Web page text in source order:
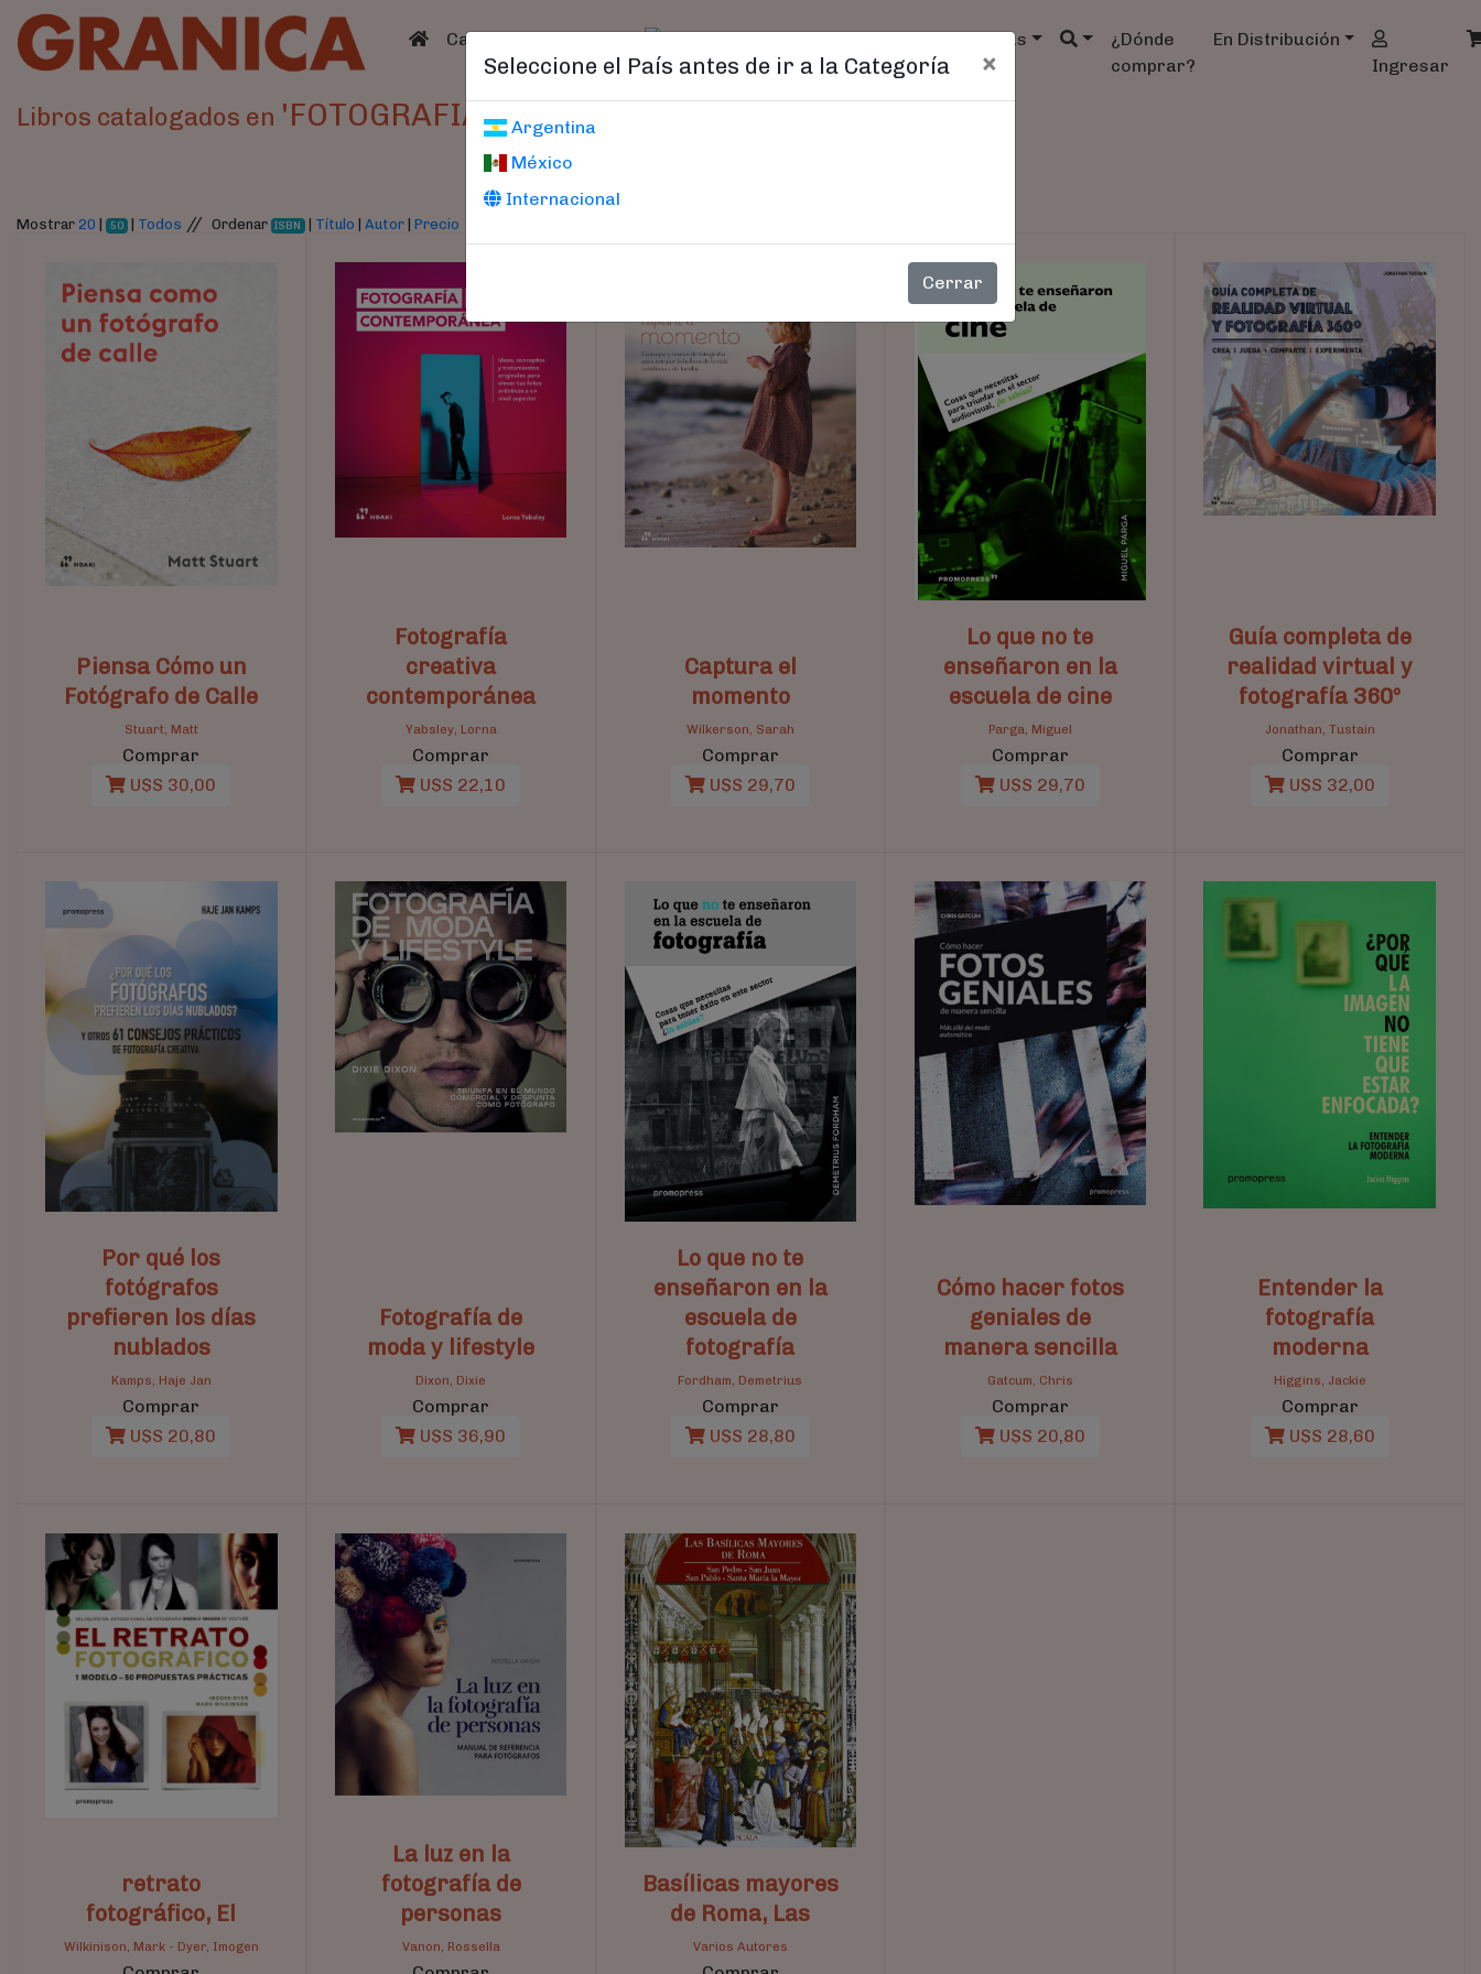
(current)
Catálogo Catálogo Agendas
¿Dónde
comprar?
En Distribución
Ingresar
Seleccione el País antes de ir a la Categoría ×
Argentina
México
Internacional
Cerrar
Libros catalogados en 'FOTOGRAFIA'
Mostrar 20 50 | Todos // Ordenar ISBN Título |Autor |Precio
Piensa Cómo un
Fotógrafo de Calle
Stuart, Matt
Comprar
U$S 30,00
Fotografía
creativa
contemporánea
Yabsley, Lorna
Comprar
U$S 22,10
Captura el
momento
Wilkerson, Sarah
Comprar
U$S 29,70
Lo que no te
enseñaron en la
escuela de cine
Parga, Miguel
Comprar
U$S 29,70
Guía completa de
realidad virtual y
fotografía 360º
Jonathan, Tustain
Comprar
U$S 32,00
Por qué los
fotógrafos
prefieren los días
nublados
Kamps, Haje Jan
Comprar
U$S 20,80
Fotografía de
moda y lifestyle
Dixon, Dixie
Comprar
U$S 36,90
Lo que no te
enseñaron en la
escuela de
fotografía
Fordham, Demetrius
Comprar
U$S 28,80
Cómo hacer fotos
geniales de
manera sencilla
Gatcum, Chris
Comprar
U$S 20,80
Entender la
fotografía
moderna
Higgins, Jackie
Comprar
U$S 28,60
retrato
fotográfico, El
Wilkinison, Mark- Dyer, Imogen
La luz en la
fotografía de
personas
Vanon, Rossella
Basílicas mayores
de Roma, Las
Varios Autores